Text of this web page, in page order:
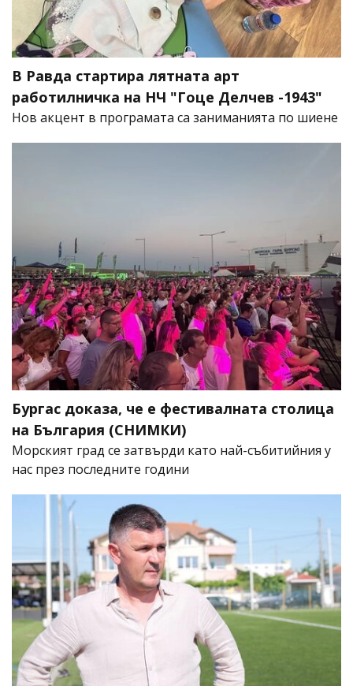
В Равда стартира лятната арт
работилничка на НЧ "Гоце Делчев -1943"
Нов акцент в програмата са заниманията по шиене
Бургас доказа, че е фестивалната столица
на България (СНИМКИ)
Морският град се затвърди като най-събитийния у
нас през последните години